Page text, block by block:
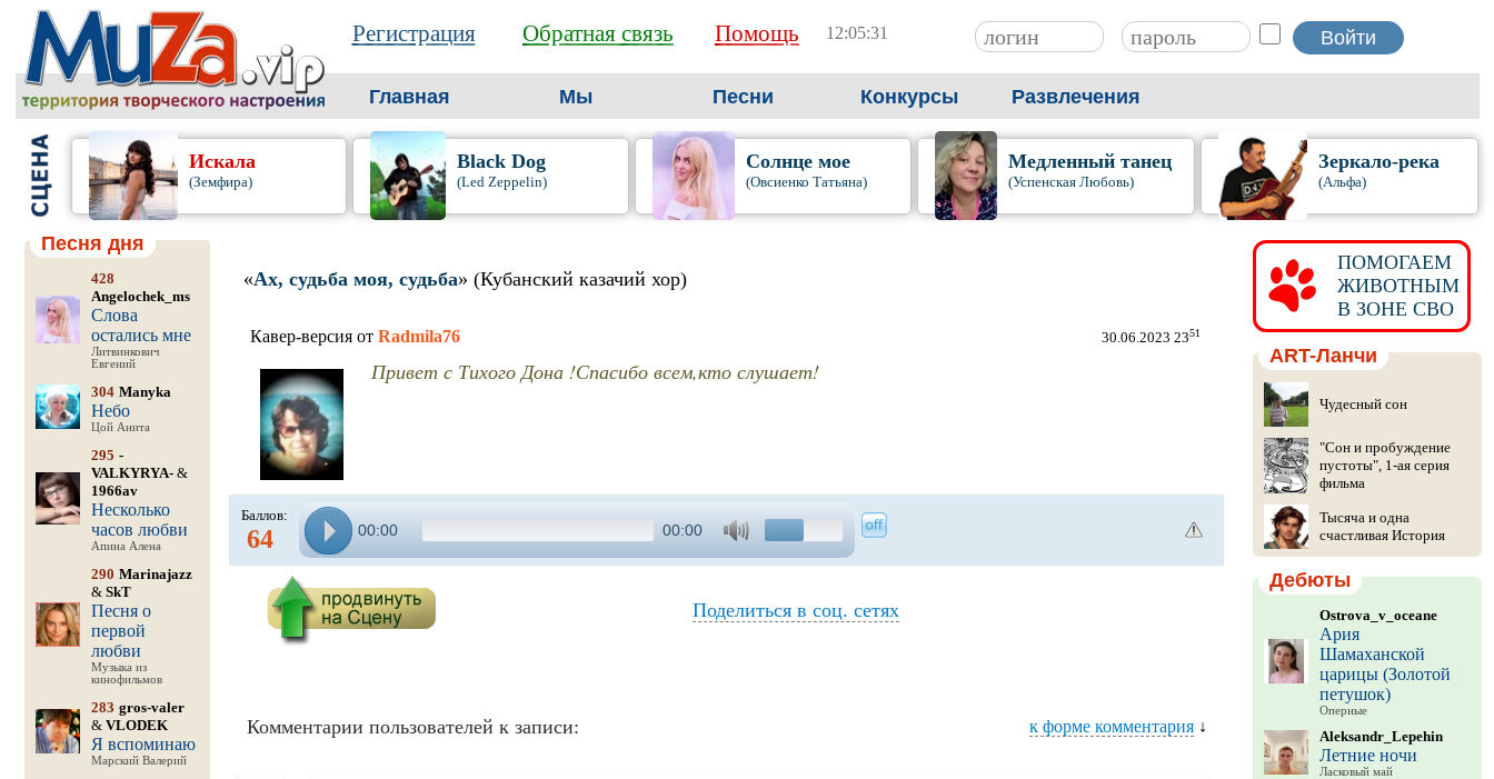
Регистрация Обратная связь Помощь 12:05:32
Главная Мы Песни Конкурсы Развлечения
Искала
(Земфира)
Black Dog
(Led Zeppelin)
Солнце мое
(Овсиенко Татьяна)
Медленный танец
(Успенская Любовь)
Зеркало-река
(Альфа)
Песня дня
428
Angelochek_ms
Слова
остались мне
Литвинкович
Евгений
304 Manyka
Небо
Цой Анита
295 -
VALKYRYA-&
1966av
Несколько
часов любви
Апина Алена
290 Marinajazz
& SkT
Песня о
первой
любви
Музыка из
кинофильмов
283 gros-valer
& VLODEK
Я вспоминаю
Марский Валерий
«Ах, судьба моя, судьба» (Кубанский казачий хор)
Кавер-версия от Radmila76 30.06.2023 2351
Привет с Тихого Дона !Спасибо всем,кто слушает!
Баллов:
64 00:00 00:00
Поделиться в соц. сетях
Комментарии пользователей к записи: к форме комментария↓
ПОМОГАЕМ
ЖИВОТНЫМ
В ЗОНЕ СВО
ART-Ланчи
Чудесный сон
"Сон и пробуждение
пустоты", 1-ая серия
фильма
Тысяча и одна
счастливая История
Дебюты
Ostrova_v_oceane
Ария
Шамаханской
царицы (Золотой
петушок)
Оперные
Aleksandr_Lepehin
Летние ночи
Ласковый май